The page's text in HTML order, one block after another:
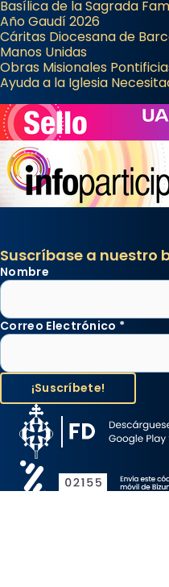
Ver más
Foto
View on Facebook
Basílica de la Sagrada
Año Gaudí 2026
Cáritas Diocesana de
Manos Unidas
Obras Misionales
Ayuda a la Iglesia
Suscríbase a nuestro
Nombre
Correo Electrónico *